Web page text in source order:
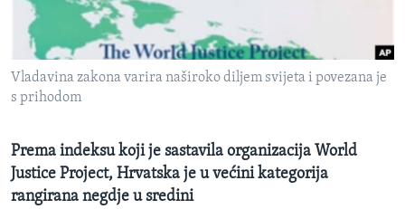
MAGAZIN
O GLASU AMERIKE
Learning English
PRATITE NAS
Vladavina zakona varira naširoko diljem svijeta i povezana je
s prihodom
Prema indeksu koji je sastavila organizacija World
Justice Project, Hrvatska je u većini kategorija
rangirana negdje u sredini